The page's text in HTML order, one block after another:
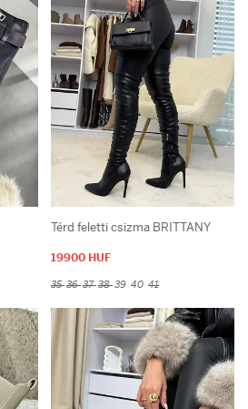
Térd feletti csizma BRITTANY
19900 HUF
3536373839 40 41